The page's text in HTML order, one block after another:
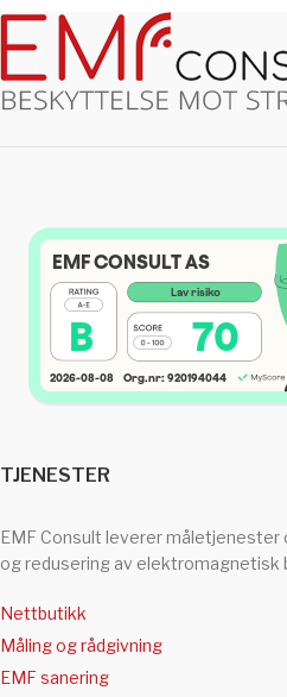
TJENESTER
EMF Consult leverer
og redusering av elektromagnetisk
Nettbutikk
Måling og rådgivning
EMF sanering